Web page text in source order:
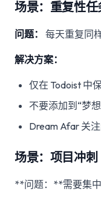
场景：重复性任
问题： 每天重复同
解决方案：
仅在 Todoist 中
不要添加到“梦
Dream Afar 关
场景：项目冲刺
**问题：**需要集